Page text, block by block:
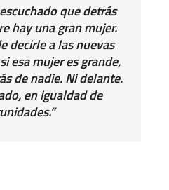
que detrás
hay una gran mujer.
decirle a las nuevas
esa mujer es grande,
de nadie. Ni delante.
en igualdad de